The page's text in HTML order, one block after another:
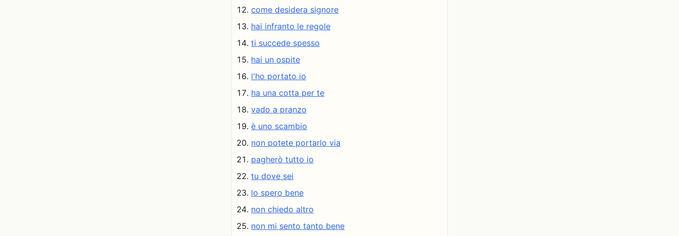
come desidera signore
hai infranto le regole
ti succede spesso
hai un ospite
l'ho portato io
ha una cotta per te
vado a pranzo
è uno scambio
non potete portarlo via
pagherò tutto io
tu dove sei
lo spero bene
non chiedo altro
non mi sento tanto bene